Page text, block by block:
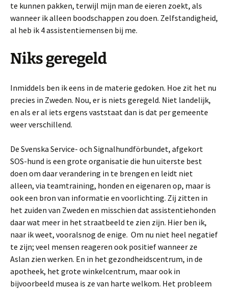
te kunnen pakken, terwijl mijn man de eieren zoekt, als
wanneer ik alleen boodschappen zou doen. Zelfstandigheid,
al heb ik 4 assistentiemensen bij me.
Niks geregeld
Inmiddels ben ik eens in de materie gedoken. Hoe zit het nu
precies in Zweden. Nou, er is niets geregeld. Niet landelijk,
en als er al iets ergens vaststaat dan is dat per gemeente
weer verschillend.
De Svenska Service- och Signalhundförbundet, afgekort
SOS-hund is een grote organisatie die hun uiterste best
doen om daar verandering in te brengen en leidt niet
alleen, via teamtraining, honden en eigenaren op, maar is
ook een bron van informatie en voorlichting. Zij zitten in
het zuiden van Zweden en misschien dat assistentiehonden
daar wat meer in het straatbeeld te zien zijn. Hier ben ik,
naar ik weet, vooralsnog de enige. Om nu niet heel negatief
te zijn; veel mensen reageren ook positief wanneer ze
Aslan zien werken. En in het gezondheidscentrum, in de
apotheek, het grote winkelcentrum, maar ook in
bijvoorbeeld musea is ze van harte welkom. Het probleem